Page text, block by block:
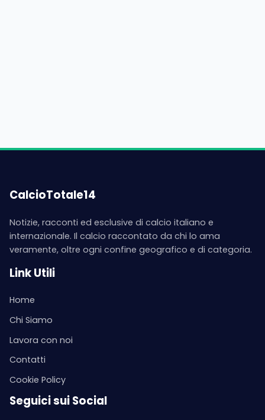
CalcioTotale14
Notizie, racconti ed esclusive di calcio italiano e
internazionale. Il calcio raccontato da chi lo ama
veramente, oltre ogni confine geografico e di categoria.
Link Utili
Home
Chi Siamo
Lavora con noi
Contatti
Cookie Policy
Seguici sui Social